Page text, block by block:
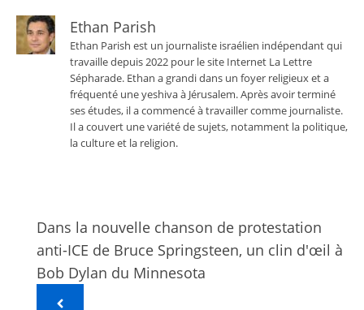
Ethan Parish
Ethan Parish est un journaliste israélien indépendant qui
travaille depuis 2022 pour le site Internet La Lettre
Sépharade. Ethan a grandi dans un foyer religieux et a
fréquenté une yeshiva à Jérusalem. Après avoir terminé
ses études, il a commencé à travailler comme journaliste.
Il a couvert une variété de sujets, notamment la politique,
la culture et la religion.
Dans la nouvelle chanson de protestation
anti-ICE de Bruce Springsteen, un clin d'œil à
Bob Dylan du Minnesota